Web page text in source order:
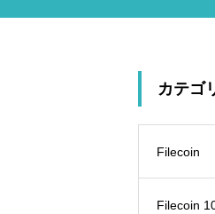
カテゴ
Filecoin
Filecoin